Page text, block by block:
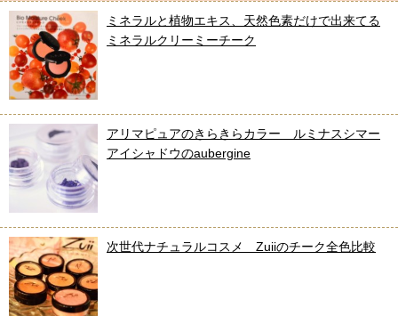
ミネラルと植物エキス、天然色素だけで出来てる
ミネラルクリーミーチーク
アリマピュアのきらきらカラー ルミナスシマー
アイシャドウのaubergine
次世代ナチュラルコスメ Zuiiのチーク全色比較